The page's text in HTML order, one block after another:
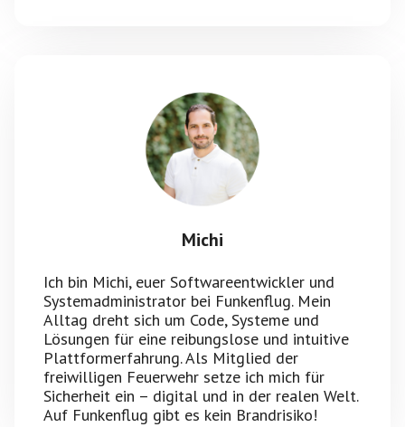
Michi
Ich bin Michi, euer Softwareentwickler und
Systemadministrator bei Funkenflug. Mein
Alltag dreht sich um Code, Systeme und
Lösungen für eine reibungslose und intuitive
Plattformerfahrung. Als Mitglied der
freiwilligen Feuerwehr setze ich mich für
Sicherheit ein – digital und in der realen Welt.
Auf Funkenflug gibt es kein Brandrisiko!